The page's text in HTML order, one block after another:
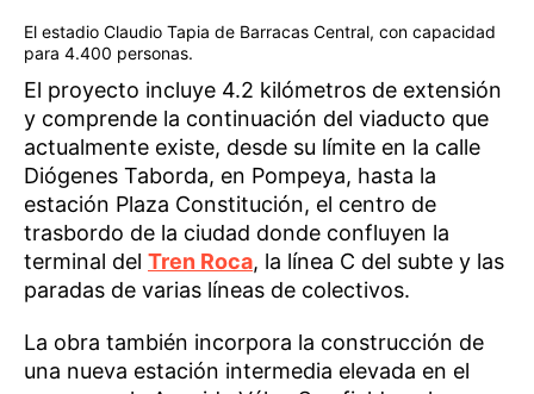
El estadio Claudio Tapia de Barracas Central, con capacidad
para 4.400 personas.
El proyecto incluye 4.2 kilómetros de extensión
y comprende la continuación del viaducto que
actualmente existe, desde su límite en la calle
Diógenes Taborda, en Pompeya, hasta la
estación Plaza Constitución, el centro de
trasbordo de la ciudad donde confluyen la
terminal del Tren Roca, la línea C del subte y las
paradas de varias líneas de colectivos.
La obra también incorpora la construcción de
una nueva estación intermedia elevada en el